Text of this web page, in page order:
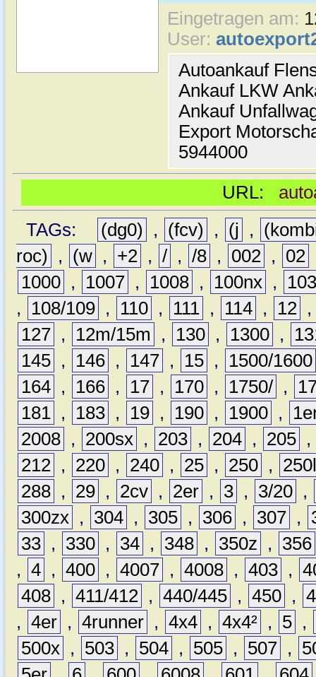
Eingetragen am:
User:
Autoankauf
Ankauf LKW
Ankauf
Export
5944000
URL:
TAGs:
(dg0) , (fcv) , (j ,
roc)
, (w , +2 , / , /8 , 002 , 02
1000 , 1007 , 1008 , 100nx ,
,
108/109 , 110 , 111 , 114 , 12
127 , 12m/15m , 130 , 1300 ,
145 , 146 , 147 , 15 ,
1500/1600
164 , 166 , 17 , 170 , 1750/ ,
181 , 183 , 19 , 190 , 1900 ,
2008 , 200sx , 203 , 204 , 205 ,
212 , 220 , 240 , 25 , 250 ,
288 , 29 , 2cv , 2er , 3 , 3/20 ,
300zx , 304 , 305 , 306 , 307 ,
33 , 330 , 34 , 348 , 350z ,
356
, 4 , 400 , 4007 , 4008 , 403 ,
408 , 411/412 , 440/445 , 450 ,
, 4er , 4runner , 4x4 , 4x4² , 5 ,
500x , 503 , 504 , 505 , 507 ,